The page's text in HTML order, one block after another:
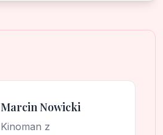
Marcin Nowicki
Kinoman z